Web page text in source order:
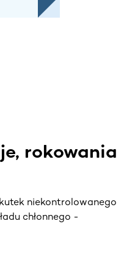
rokowania
niekontrolowanego
chłonnego -